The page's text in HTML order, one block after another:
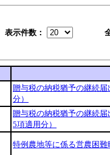
表示件数：
贈与税の納税猶予の継続
分）
贈与税の納税猶予の継続
5項適用分）
特例農地等に係る営農困